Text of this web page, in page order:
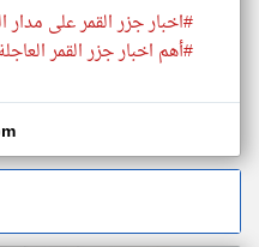
#اخبار جزر القمر على مدار
#أهم اخبار جزر القمر